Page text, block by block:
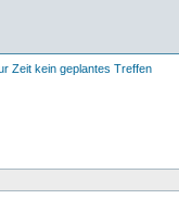
Zeit kein geplantes Treffen